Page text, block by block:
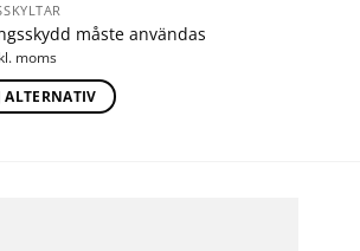
måste användas
moms
ALTERNATIV